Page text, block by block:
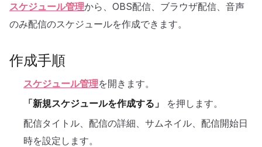
スケジュール管理から、OBS配信、ブラウザ配信、音声
のみ配信のスケジュールを作成できます。
作成手順
スケジュール管理を開きます。
「新規スケジュールを作成する」
を押します。
配信タイトル、配信の詳細、サムネイル、配信開始日
時を設定します。